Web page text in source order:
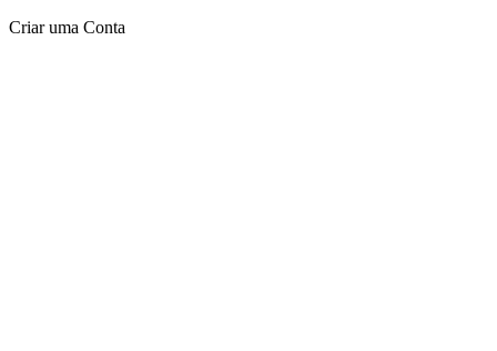
Criar uma Conta